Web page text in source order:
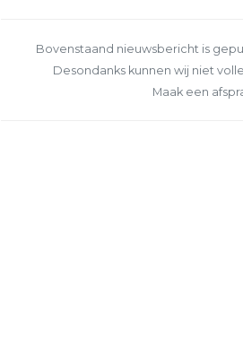
Bovenstaand nieuwsbericht is
Desondanks kunnen wij niet
Maak een